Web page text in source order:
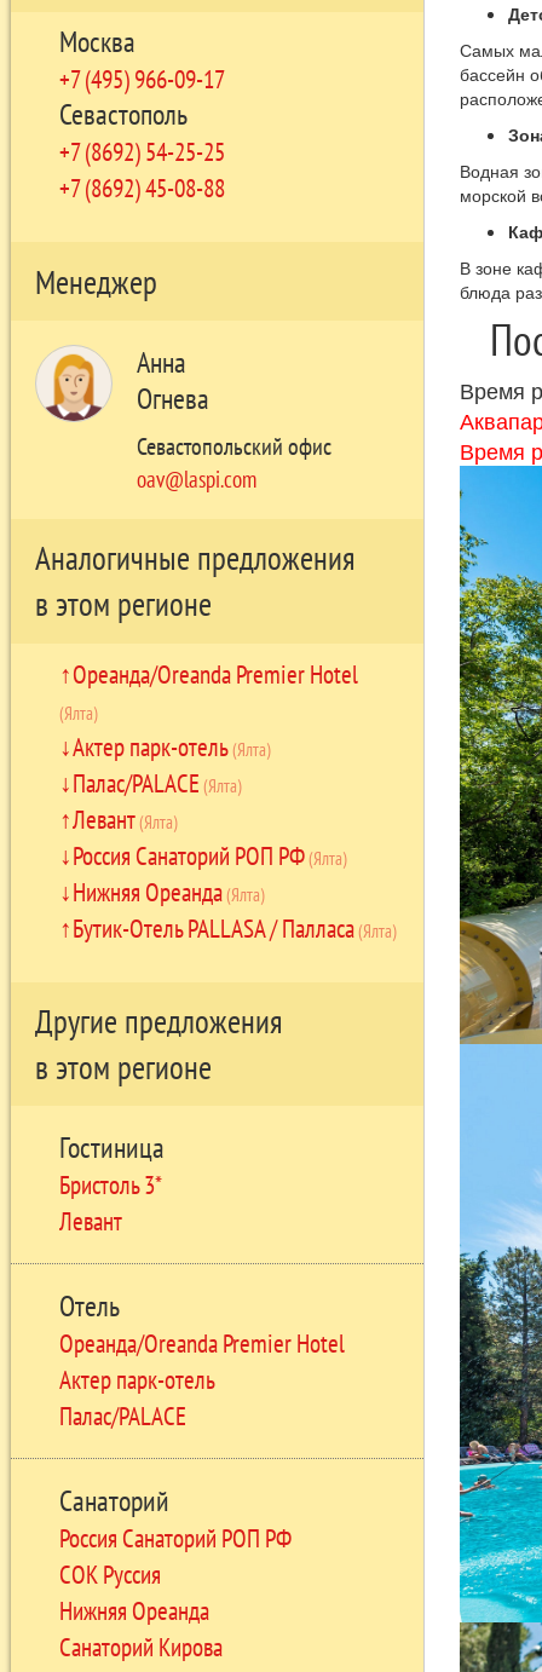
Москва
+7 (495) 966-09-17
Севастополь
+7 (8692) 54-25-25
+7 (8692) 45-08-88
Менеджер
Анна
Огнева
Севастопольский офис
oav@laspi.com
Аналогичные предложения
в этом регионе
Ореанда/Oreanda Premier Hotel
(Ялта)
Актер парк-отель(Ялта)
Палас/PALACE (Ялта)
Левант(Ялта)
Россия Санаторий РОП РФ(Ялта)
Нижняя Ореанда(Ялта)
Бутик-Отель PALLASA / Палласа(Ялта)
Другие предложения
в этом регионе
Гостиница
Бристоль 3*
Левант
Отель
Ореанда/Oreanda Premier Hotel
Актер парк-отель
Палас/PALACE
Санаторий
Россия Санаторий РОП РФ
СОК Руссия
Нижняя Ореанда
Санаторий Кирова
Самых
бассейн
Водная
морской
В зоне
блюда
Время
Время